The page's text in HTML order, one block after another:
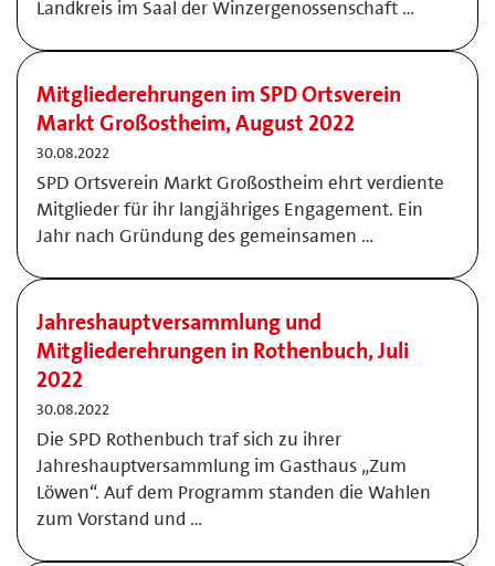
Landkreis im Saal der Winzergenossenschaft …
Mitgliederehrungen im SPD Ortsverein
Markt Großostheim, August 2022
30.08.2022
SPD Ortsverein Markt Großostheim ehrt verdiente
Mitglieder für ihr langjähriges Engagement. Ein
Jahr nach Gründung des gemeinsamen …
Jahreshauptversammlung und
Mitgliederehrungen in Rothenbuch, Juli
2022
30.08.2022
Die SPD Rothenbuch traf sich zu ihrer
Jahreshauptversammlung im Gasthaus „Zum
Löwen“. Auf dem Programm standen die Wahlen
zum Vorstand und …